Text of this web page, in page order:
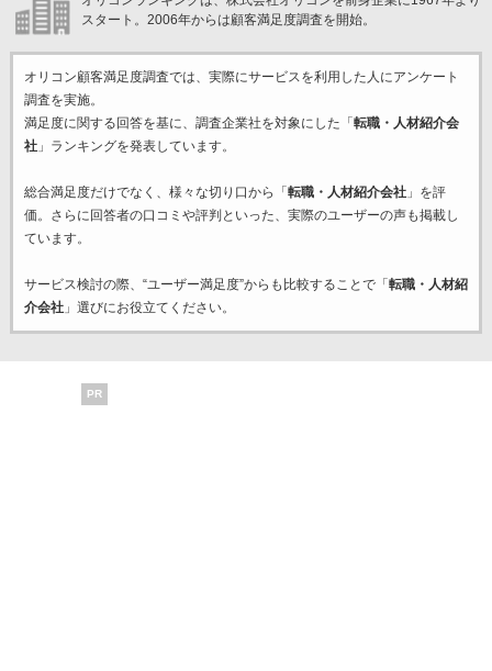
スタート。2006年からは顧客満足度調査を開始。
オリコン顧客満足度調査では、実際にサービスを利用した 人にアンケート
調査を実施。
満足度に関する回答を基に、調査企業社を対象にした「 転職・人材紹介会
社」ランキングを発表しています。
総合満足度だけでなく、様々な切り口から「 転職・人材紹介会社」を評
価。さらに回答者の口コミや評判といった、実際のユーザーの声も掲載し
ています。
サービス検討の際、“ユーザー満足度”からも比較することで「 転職・人材紹
介会社」選びにお役立てください。
PR